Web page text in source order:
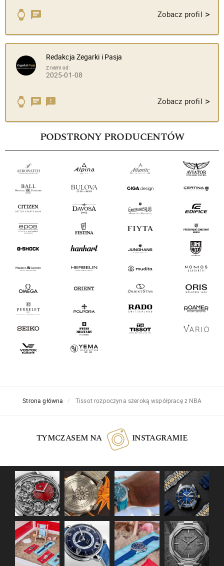
Zobacz profil >
Redakcja Zegarki i Pasja
Z nami od:
2025-01-08
Zobacz profil >
PODSTRONY PRODUCENTÓW
Strona główna Tissot rozpoczyna szeroką współpracę z NBA
TYMCZASEM NA INSTAGRAMIE